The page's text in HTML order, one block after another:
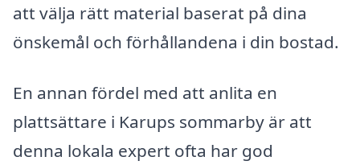
att välja rätt material baserat på dina
önskemål och förhållandena i din bostad.
En annan fördel med att anlita en
plattsättare i Karups sommarby är att
denna lokala expert ofta har god